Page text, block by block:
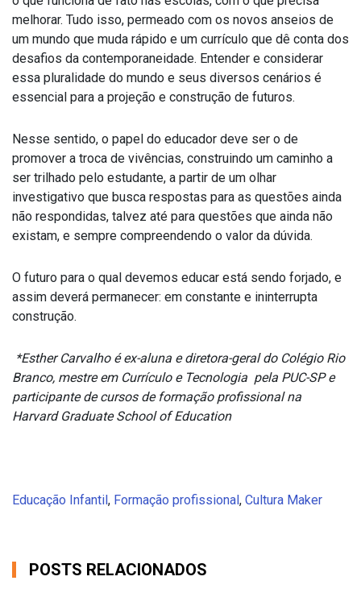
melhorar. Tudo isso, permeado com os novos anseios de
um mundo que muda rápido e um currículo que dê conta dos
desafios da contemporaneidade. Entender e considerar
essa pluralidade do mundo e seus diversos cenários é
essencial para a projeção e construção de futuros.
Nesse sentido, o papel do educador deve ser o de
promover a troca de vivências, construindo um caminho a
ser trilhado pelo estudante, a partir de um olhar
investigativo que busca respostas para as questões ainda
não respondidas, talvez até para questões que ainda não
existam, e sempre compreendendo o valor da dúvida.
O futuro para o qual devemos educar está sendo forjado, e
assim deverá permanecer: em constante e ininterrupta
construção.
*Esther Carvalho é ex-aluna e diretora-geral do Colégio Rio
Branco, mestre em Currículo e Tecnologia pela PUC-SP e
participante de cursos de formação profissional na
Harvard Graduate School of Education
Educação Infantil, Formação profissional, Cultura Maker
POSTS RELACIONADOS